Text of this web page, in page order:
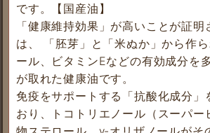
です。【国産油】
「健康維持効果」が高いことが証明
は、 「胚芽」と「米ぬか」から作
ール、ビタミンEなどの有効成分を
が取れた健康油です。
免疫をサポートする「抗酸化成分」
おり、トコトリエノール（スーパー